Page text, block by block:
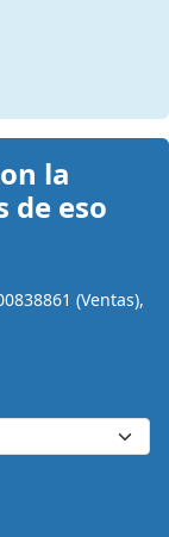
la
de eso
(Ventas),